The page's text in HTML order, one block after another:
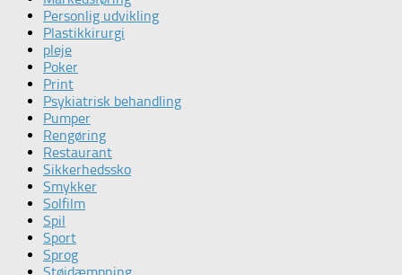
Personlig udvikling
Plastikkirurgi
pleje
Poker
Print
Psykiatrisk behandling
Pumper
Rengøring
Restaurant
Sikkerhedssko
Smykker
Solfilm
Spil
Sport
Sprog
Støjdæmpning